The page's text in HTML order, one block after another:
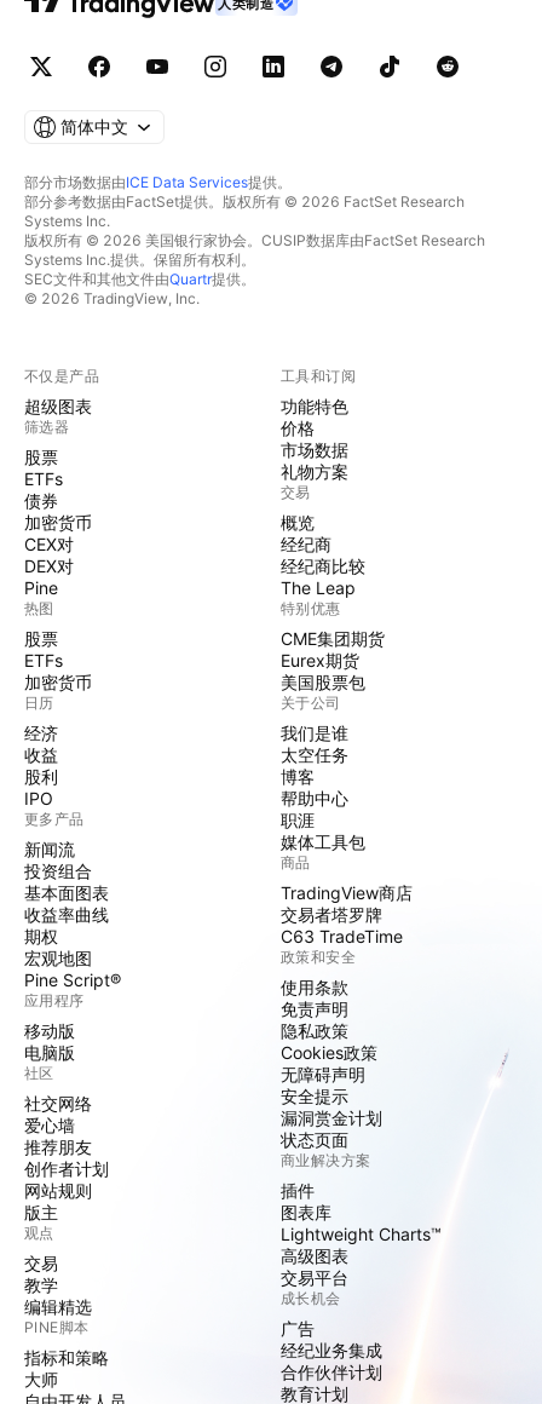
简体中文
部分市场数据由ICE Data Services提供。
部分参考数据由FactSet提供。版权所有 © 2026 FactSet Research
Systems Inc.
版权所有 © 2026 美国银行家协会。CUSIP数据库由FactSet Research
Systems Inc.提供。保留所有权利。
SEC文件和其他文件由Quartr提供。
© 2026 TradingView, Inc.
不仅是产品
超级图表
筛选器
股票
ETFs
债券
加密货币
CEX对
DEX对
Pine
热图
股票
ETFs
加密货币
日历
经济
收益
股利
IPO
更多产品
新闻流
投资组合
基本面图表
收益率曲线
期权
宏观地图
Pine Script®
应用程序
移动版
电脑版
社区
社交网络
爱心墙
推荐朋友
创作者计划
网站规则
版主
观点
交易
教学
编辑精选
PINE脚本
指标和策略
大师
工具和订阅
功能特色
价格
市场数据
礼物方案
交易
概览
经纪商
经纪商比较
The Leap
特别优惠
CME集团期货
Eurex期货
美国股票包
关于公司
我们是谁
太空任务
博客
帮助中心
职涯
媒体工具包
商品
TradingView商店
交易者塔罗牌
C63 TradeTime
政策和安全
使用条款
免责声明
隐私政策
Cookies政策
无障碍声明
安全提示
漏洞赏金计划
状态页面
商业解决方案
插件
图表库
Lightweight Charts™
高级图表
交易平台
成长机会
广告
经纪业务集成
合作伙伴计划
教育计划